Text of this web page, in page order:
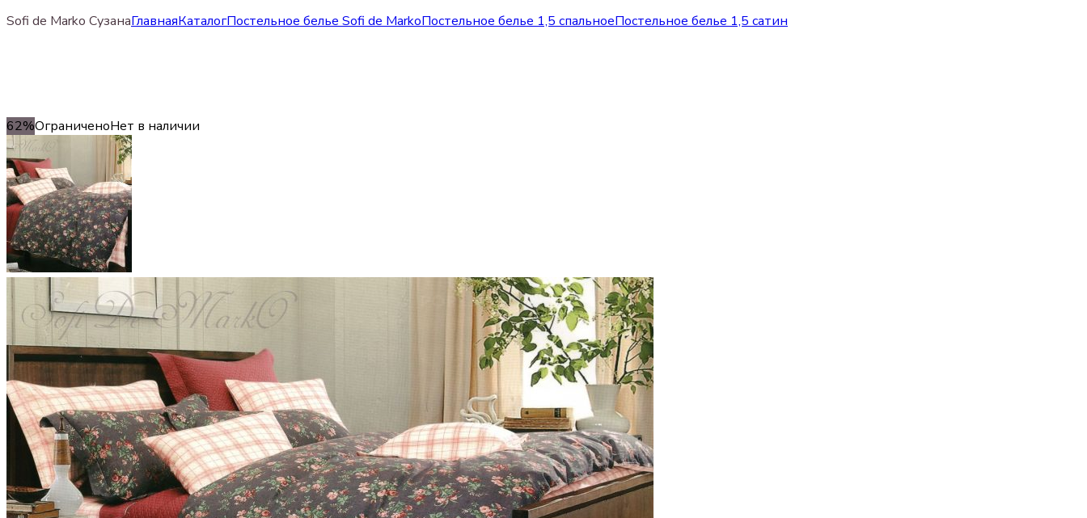
Sofi de Marko СузанаГлавнаяКаталогПостельное белье Sofi de MarkoПостельное белье 1,5 спальноеПостельное белье 1,5 сатин
62%ОграниченоНет в наличии